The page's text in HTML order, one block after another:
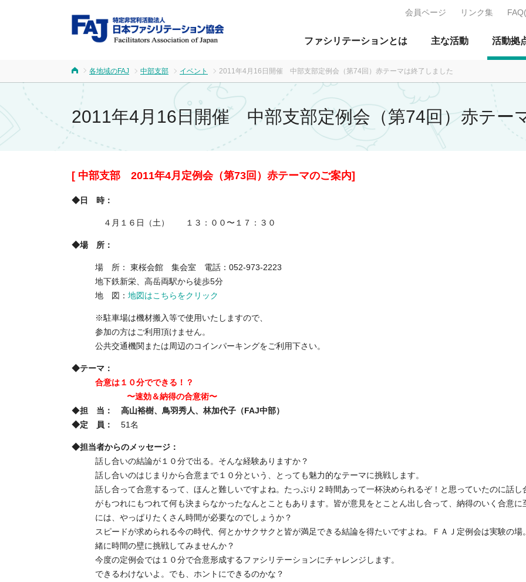
ファシリテーションとは 主な活動 活動拠
会員ページ リンク集
各地域のFAJ 中部支部 イベント 2011年4月16日開催 中部支部定例会（第74回）赤テーマは終了しました
2011年4月16日開催 中部支部定例会（第74回）赤テー
[ 中部支部 2011年4月定例会（第73回）赤テーマのご案内]
◆日 時：
４月１６日（土） １３：００〜１７：３０
◆場 所 ：
場 所： 東桜会館 集会室 電話：052-973-2223
地下鉄新栄、高岳両駅から徒歩5分
地 図： 地図はこちらをクリック
※駐車場は機材搬入等で使用いたしますので、
参加の方はご利用頂けません。
公共交通機関または周辺のコインパーキングをご利用下さい。
◆テーマ：
合意は１０分でできる！？
〜速効＆納得の合意術〜
◆担 当： 高山裕樹、鳥羽秀人、林加代子（FAJ中部）
◆定 員：
51名
◆担当者からのメッセージ：
話し合いの結論が１０分で出る。そんな経験ありますか？
話し合いのはじまりから合意まで１０分という、とっても魅力的なテーマに挑戦します。
話し合って合意するって、ほんと難しいですよね。たっぷり２時間あって一杯決められるぞ！と思っていたのに話し
がもつれにもつれて何も決まらなかったなんとこともあります。皆が意見をとことん出し合って、納得のいく合意に
には、やっぱりたくさん時間が必要なのでしょうか？
スピードが求められる今の時代、何とかサクサクと皆が満足できる結論を得たいですよね。ＦＡＪ定例会は実験の場
緒に時間の壁に挑戦してみませんか？
今度の定例会では１０分で合意形成するファシリテーションにチャレンジします。
できるわけないよ。でも、ホントにできるのかな？